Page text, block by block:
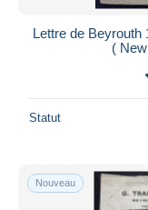
Lettre de Beyrouth
(
Statut
Nouveau